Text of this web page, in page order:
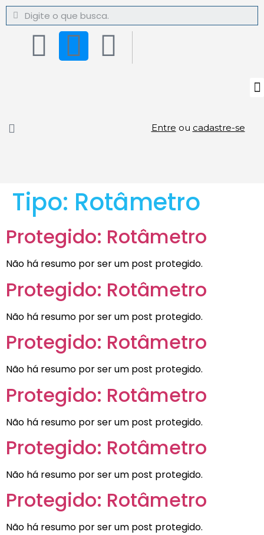
Entre ou cadastre-se
Tipo: Rotâmetro
Protegido: Rotâmetro
Não há resumo por ser um post protegido.
Protegido: Rotâmetro
Não há resumo por ser um post protegido.
Protegido: Rotâmetro
Não há resumo por ser um post protegido.
Protegido: Rotâmetro
Não há resumo por ser um post protegido.
Protegido: Rotâmetro
Não há resumo por ser um post protegido.
Protegido: Rotâmetro
Não há resumo por ser um post protegido.